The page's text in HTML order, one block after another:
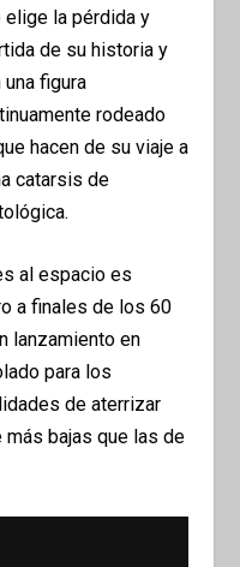
elige la pérdida y
de su historia y
figura
rodeado
hacen de su viaje a
catarsis de
al espacio es
a finales de los 60
lanzamiento en
para los
de aterrizar
más bajas que las de